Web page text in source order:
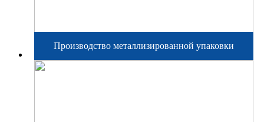
Производство металлизированной упаковки